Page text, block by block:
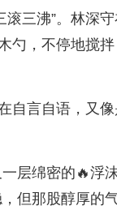
三沸”。林深
勺，不停地搅
自言自语，又像
层绵密的🔥浮
但那股醇厚的